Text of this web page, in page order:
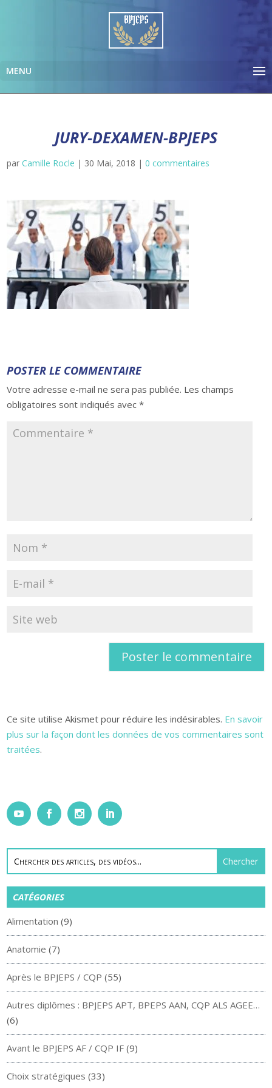
JURY-DEXAMEN-BPJEPS
parCamille Rocle | 30 Mai, 2018 |0 commentaires
POSTER LE COMMENTAIRE
Votre adresse e-mail ne sera pas publiée. Les champs
obligatoires sont indiqués avec*
Ce site utilise Akismet pour réduire les indésirables. En savoir
plus sur la façon dont les données de vos commentaires sont
traitées.
CATÉGORIES
Alimentation (9)
Anatomie (7)
Après le BPJEPS / CQP (55)
Autres diplômes : BPJEPS APT, BPEPS AAN, CQP ALS AGEE…
(6)
Avant le BPJEPS AF / CQP IF (9)
Choix stratégiques (33)